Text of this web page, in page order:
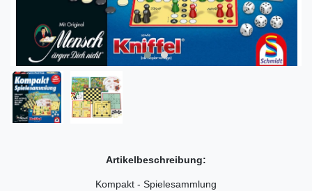
Artikelbeschreibung:
Kompakt - Spielesammlung